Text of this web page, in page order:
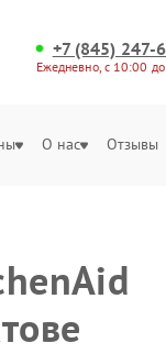
+7 (845) 247-
Ежедневно, с 10:00
О нас Отзывы